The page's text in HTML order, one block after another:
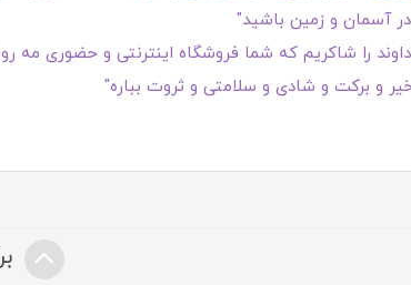
آسمان و زمین باشید"
را شاکریم که شما فروشگاه اینترنتی و حضوری مه
خیر و برکت و شادی و سلامتی و ثروت بباره"